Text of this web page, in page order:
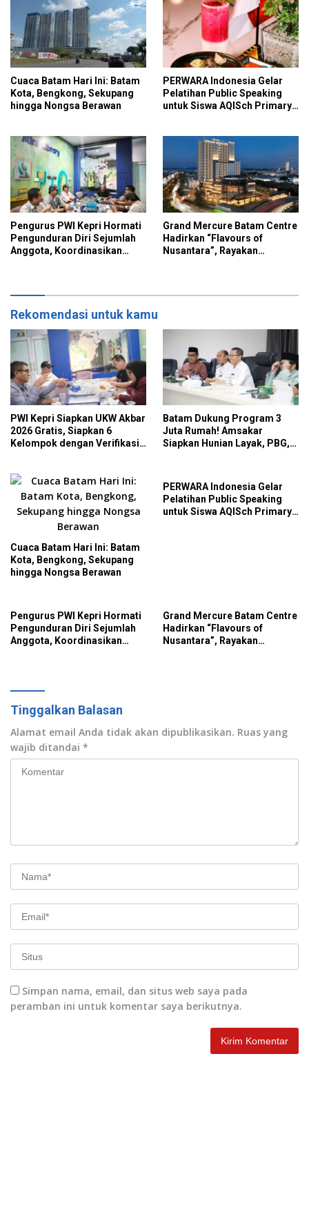
Cuaca Batam Hari Ini: Batam
Kota, Bengkong, Sekupang
hingga Nongsa Berawan
PERWARA Indonesia Gelar
Pelatihan Public Speaking
untuk Siswa AQISch Primary
Pengurus PWI Kepri Hormati
Pengunduran Diri Sejumlah
Anggota, Koordinasikan
Grand Mercure Batam Centre
Hadirkan “Flavours of
Nusantara”, Rayakan
Rekomendasi untuk kamu
PWI Kepri Siapkan UKW Akbar
2026 Gratis, Siapkan 6
Kelompok dengan Verifikasi
Batam Dukung Program 3
Juta Rumah! Amsakar
Siapkan Hunian Layak, PBG,
Cuaca Batam Hari Ini: Batam
Kota, Bengkong, Sekupang
hingga Nongsa Berawan
PERWARA Indonesia Gelar
Pelatihan Public Speaking
untuk Siswa AQISch Primary
Pengurus PWI Kepri Hormati
Pengunduran Diri Sejumlah
Anggota, Koordinasikan
Grand Mercure Batam Centre
Hadirkan “Flavours of
Nusantara”, Rayakan
Tinggalkan Balasan
Alamat email Anda tidak akan dipublikasikan. Ruas yang
wajib ditandai *
Simpan nama, email, dan situs web saya pada
peramban ini untuk komentar saya berikutnya.